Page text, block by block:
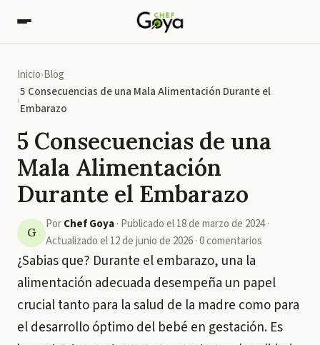
Inicio Blog
5 Consecuencias de una Mala Alimentación Durante el
Embarazo
5 Consecuencias de una
Mala Alimentación
Durante el Embarazo
G
PorChef Goya· Publicado el18 de marzo de 2024·
Actualizado el12 de junio de 2026·0comentarios
¿Sabias que? Durante el embarazo, una la
alimentación adecuada desempeña un papel
crucial tanto para la salud de la madre como para
el desarrollo óptimo del bebé en gestación. Es